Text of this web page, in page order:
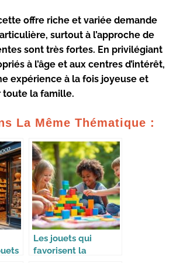
offre riche et variée demande
surtout à l’approche de
sont très fortes. En privilégiant
à l’âge et aux centres d’intérêt,
expérience à la fois joyeuse et
la famille.
La Même Thématique :
Les jouets qui
favorisent la